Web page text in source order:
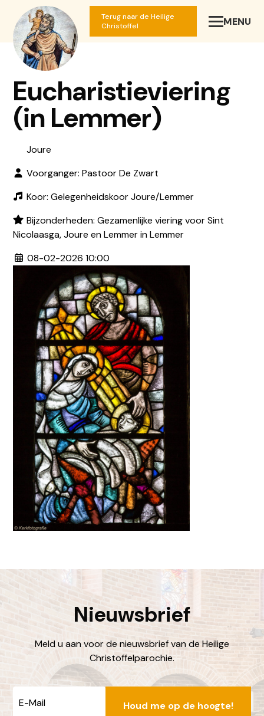
Terug naar de Heilige
Christoffel
MENU
SLUIT
locatiejoure@dechristoffel.nl
Eucharistieviering
(in Lemmer)
Joure
Voorganger: Pastoor De Zwart
Koor: Gelegenheidskoor Joure/Lemmer
Bijzonderheden: Gezamenlijke viering voor Sint
Nicolaasga, Joure en Lemmer in Lemmer
08-02-2026 10:00
Nieuwsbrief
Meld u aan voor de nieuwsbrief van de Heilige
Christoffelparochie.